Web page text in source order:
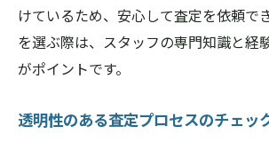
契約前に確認すべきこと
ロレックス買取で奈良県の専門
訣
査定士の資格と経験を確認
けているため、安心して査定を依頼で
を選ぶ際は、スタッフの専門知識と経
がポイントです。
透明性のある査定プロセスのチェッ